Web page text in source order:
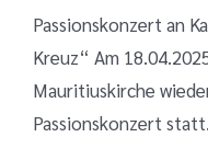
Passionskonzert an
Kreuz“ Am
Mauritiuskirche
Passionskonzert